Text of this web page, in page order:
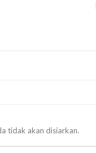
tidak akan disiarkan.